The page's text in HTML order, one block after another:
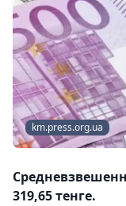
km.press.org.ua
319,65 тенге.